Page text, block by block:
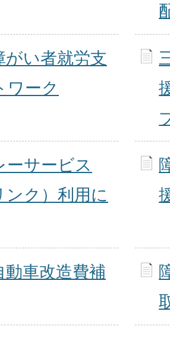
がい者就労支
ワーク
ーサービス
ンク）利用に
動車改造費補